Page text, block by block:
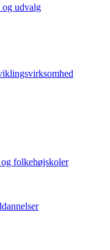
og udvalg
folkehøjskoler